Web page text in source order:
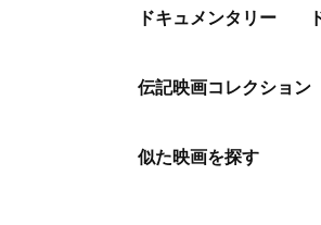
ドキュメンタリー
伝記映画コレクション
似た映画を探す